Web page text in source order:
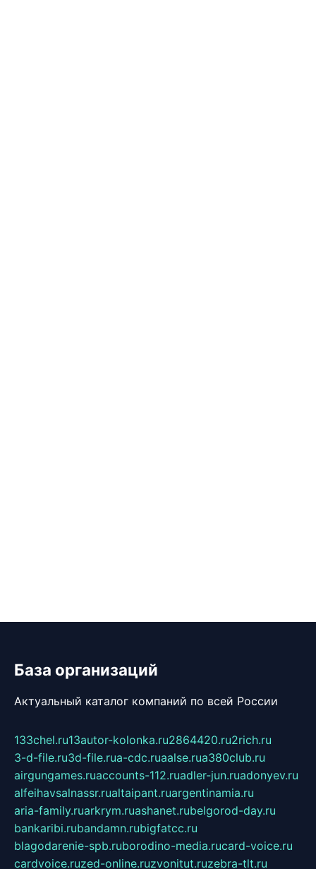
База организаций
Актуальный каталог компаний по всей России
133chel.ru13autor-kolonka.ru2864420.ru2rich.ru
3-d-file.ru3d-file.rua-cdc.ruaalse.rua380club.ru
airgungames.ruaccounts-112.ruadler-jun.ruadonyev.ru
alfeihavsalnassr.rualtaipant.ruargentinamia.ru
aria-family.ruarkrym.ruashanet.rubelgorod-day.ru
bankaribi.rubandamn.rubigfatcc.ru
blagodarenie-spb.ruborodino-media.rucard-voice.ru
cardvoice.ruzed-online.ruzvonitut.ruzebra-tlt.ru